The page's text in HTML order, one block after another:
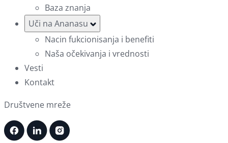
Baza znanja
Uči na Ananasu
Nacin fukcionisanja i benefiti
Naša očekivanja i vrednosti
Vesti
Kontakt
Društvene mreže